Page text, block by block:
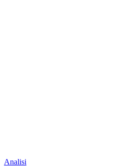
Analisi